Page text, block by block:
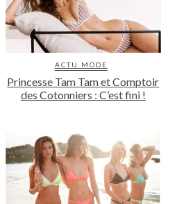
ACTU MODE
Princesse Tam Tam et Comptoir
des Cotonniers : C’est fini !